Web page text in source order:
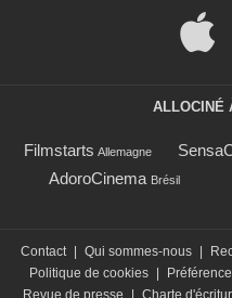
ALLOCINÉ
Filmstarts Allemagne
AdoroCinema Brésil
Contact Qui sommes-nous
Politique de cookies